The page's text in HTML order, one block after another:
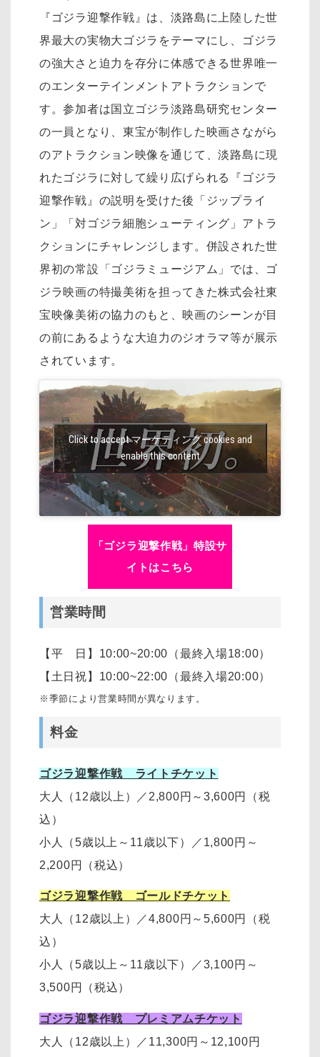
『ゴジラ迎撃作戦』は、淡路島に上陸した世
界最大の実物大ゴジラをテーマにし、ゴジラ
の強大さと迫力を存分に体感できる世界唯一
のエンターテインメントアトラクションで
す。参加者は国立ゴジラ淡路島研究センター
の一員となり、東宝が制作した映画さながら
のアトラクション映像を通じて、淡路島に現
れたゴジラに対して繰り広げられる『ゴジラ
迎撃作戦』の説明を受けた後「ジップライ
ン」「対ゴジラ細胞シューティング」アトラ
クションにチャレンジします。併設された世
界初の常設「ゴジラミュージアム」では、ゴ
ジラ映画の特撮美術を担ってきた株式会社東
宝映像美術の協力のもと、映画のシーンが目
の前にあるような大迫力のジオラマ等が展示
されています。
Click to accept マーケティング cookies and
enable this content
「ゴジラ迎撃作戦」特設サ
イトはこちら
営業時間
【平 日】10:00~20:00（最終入場18:00）
【土日祝】10:00~22:00（最終入場20:00）
※季節により営業時間が異なります。
料金
ゴジラ迎撃作戦 ライトチケット
大人（12歳以上）
／ 2,800円～3,600円
（税
込）
小人（5歳以上～11歳以下）
／ 1,800円～
2,200円
（税込）
ゴジラ迎撃作戦 ゴールドチケット
大人（12歳以上）
／4,800円～5,600円（税
込）
小人（5歳以上～11歳以下）
／3,100円～
3,500円
（税込）
ゴジラ迎撃作戦 プレミアムチケット
大人（12歳以上）
／11,300円～12,100円